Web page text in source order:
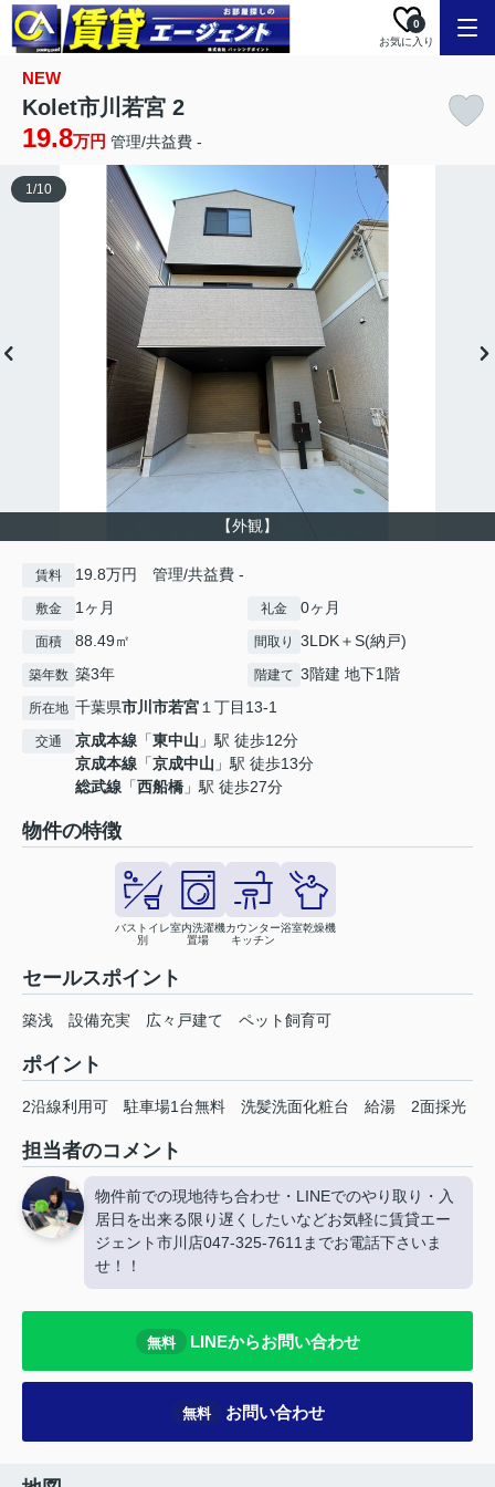
お気に入り
0
NEW
Kolet市川若宮 2
19.8万円 管理/共益費 -
【外観】
1/10
賃料 19.8万円 管理/共益費 -
敷金 1ヶ月 礼金 0ヶ月
面積 88.49㎡ 間取り 3LDK＋S(納戸)
築年数 築3年 階建て 3階建 地下1階
所在地 千葉県市川市若宮１丁目13-1
交通 京成本線 「東中山 」駅 徒歩12分
京成本線 「京成中山 」駅 徒歩13分
総武線 「西船橋 」駅 徒歩27分
物件の特徴
バストイレ
別
室内洗濯機
置場
カウンター
キッチン
浴室乾燥機
セールスポイント
築浅 設備充実 広々戸建て ペット飼育可
ポイント
2沿線利用可 駐車場1台無料 洗髪洗面化粧台 給湯 2面採光
担当者のコメント
物件前での現地待ち合わせ・LINEでのやり取り・入
居日を出来る限り遅くしたいなどお気軽に賃貸エー
ジェント市川店047-325-7611までお電話下さいま
せ！！
無料 LINEからお問い合わせ
無料 お問い合わせ